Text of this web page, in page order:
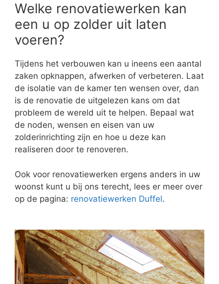
Welke renovatiewerken kan
een u op zolder uit laten
voeren?
Tijdens het verbouwen kan u ineens een aantal
zaken opknappen, afwerken of verbeteren. Laat
de isolatie van de kamer ten wensen over, dan
is de renovatie de uitgelezen kans om dat
probleem de wereld uit te helpen. Bepaal wat
de noden, wensen en eisen van uw
zolderinrichting zijn en hoe u deze kan
realiseren door te renoveren.
Ook voor renovatiewerken ergens anders in uw
woonst kunt u bij ons terecht, lees er meer over
op de pagina: renovatiewerken Duffel.